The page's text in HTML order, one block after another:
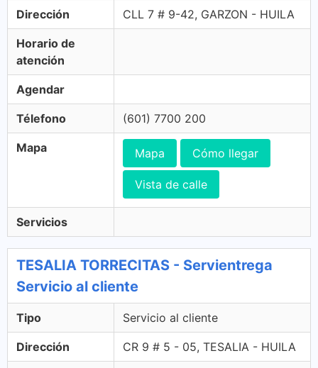
Dirección CLL 7 # 9-42, GARZON - HUILA
Horario de
atención
Agendar
Télefono (601) 7700 200
Mapa Mapa Cómo llegar
Vista de calle
Servicios
TESALIA TORRECITAS - Servientrega
Servicio al cliente
Tipo Servicio al cliente
Dirección CR 9 # 5 - 05, TESALIA - HUILA